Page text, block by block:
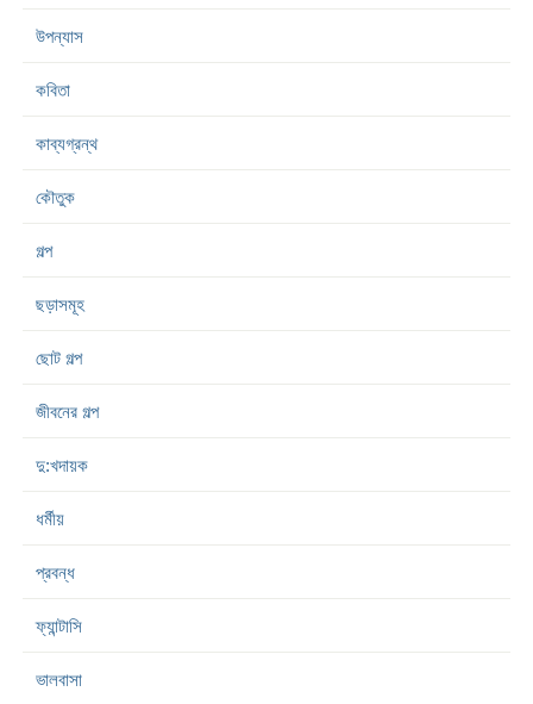
উপন্যাস
কবিতা
কাব্যগ্রন্থ
কৌতুক
গল্প
ছড়াসমূহ
ছোট গল্প
জীবনের গল্প
দু:খদায়ক
ধর্মীয়
প্রবন্ধ
ফ্যান্টাসি
ভালবাসা